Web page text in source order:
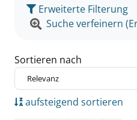
Erweiterte Filterung
Suche verfeinern
Sortieren nach
aufsteigend sortieren